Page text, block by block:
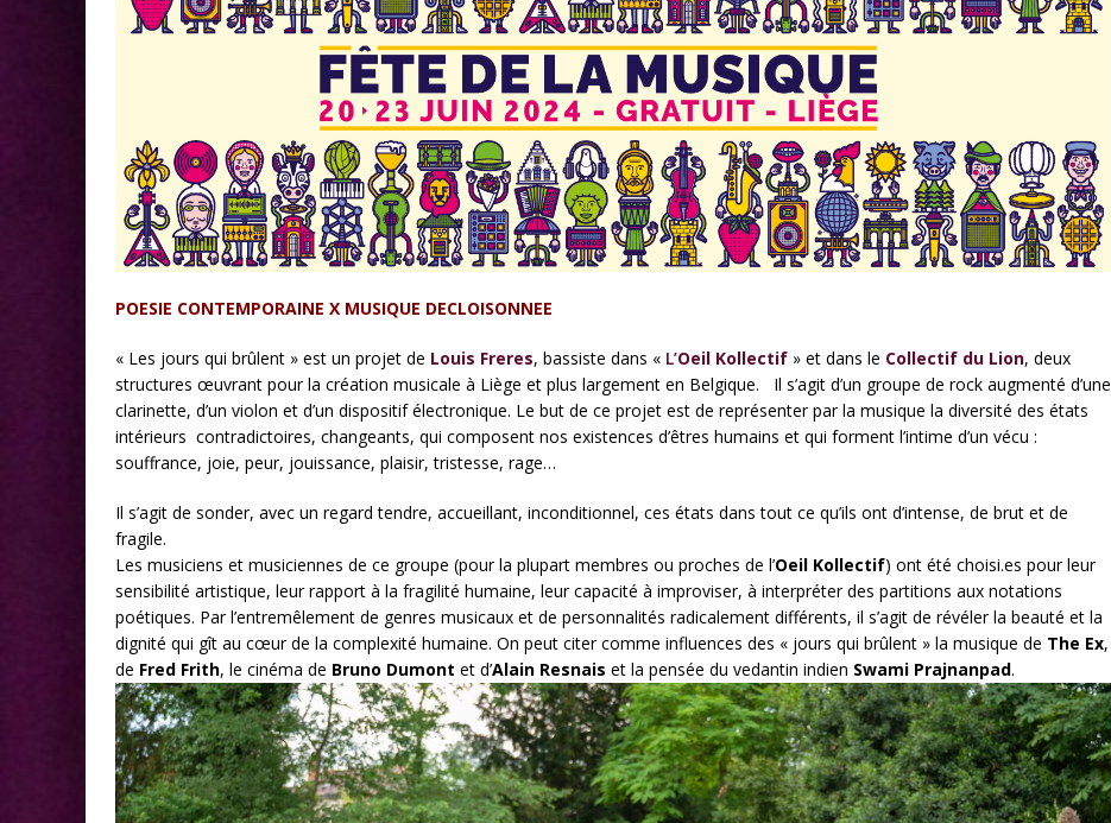
POESIE CONTEMPORAINE X MUSIQUE DECLOISONNEE
« Les jours qui brûlent » est un projet de Louis Freres, bassiste dans « L’Oeil Kollectif » et dans le Collectif du Lion, deux
structures œuvrant pour la création musicale à Liège et plus largement en Belgique. Il s’agit d’un groupe de rock augmenté d’une
clarinette, d’un violon et d’un dispositif électronique. Le but de ce projet est de représenter par la musique la diversité des états
intérieurs contradictoires, changeants, qui composent nos existences d’êtres humains et qui forment l’intime d’un vécu :
souffrance, joie, peur, jouissance, plaisir, tristesse, rage…
Il s’agit de sonder, avec un regard tendre, accueillant, inconditionnel, ces états dans tout ce qu’ils ont d’intense, de brut et de
fragile.
Les musiciens et musiciennes de ce groupe (pour la plupart membres ou proches de l’Oeil Kollectif) ont été choisi.es pour leur
sensibilité artistique, leur rapport à la fragilité humaine, leur capacité à improviser, à interpréter des partitions aux notations
poétiques. Par l’entremêlement de genres musicaux et de personnalités radicalement différents, il s’agit de révéler la beauté et la
dignité qui gît au cœur de la complexité humaine. On peut citer comme influences des « jours qui brûlent » la musique de The Ex,
de Fred Frith, le cinéma de Bruno Dumont et d’Alain Resnais et la pensée du vedantin indien Swami Prajnanpad.